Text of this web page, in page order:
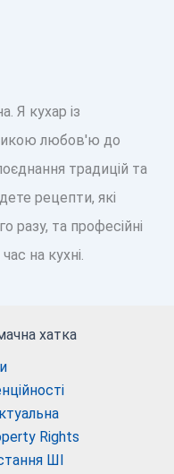
Я кухар із
любов'ю до
традицій та
рецепти, які
разу, та професійні
на кухні.
хатка
Rights
ШІ